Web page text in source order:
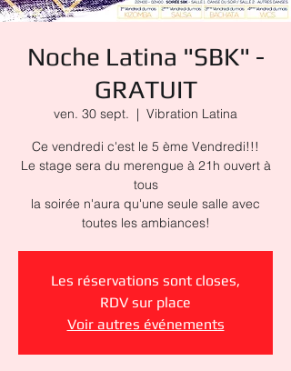
Noche Latina "SBK" -
GRATUIT
ven. 30 sept.
  |
Vibration Latina
Ce vendredi c'est le 5 ème Vendredi!!!
Le stage sera du merengue à 21h ouvert à
tous
la soirée n'aura qu'une seule salle avec
toutes les ambiances!
Les réservations sont closes,
RDV sur place
Voir autres événements